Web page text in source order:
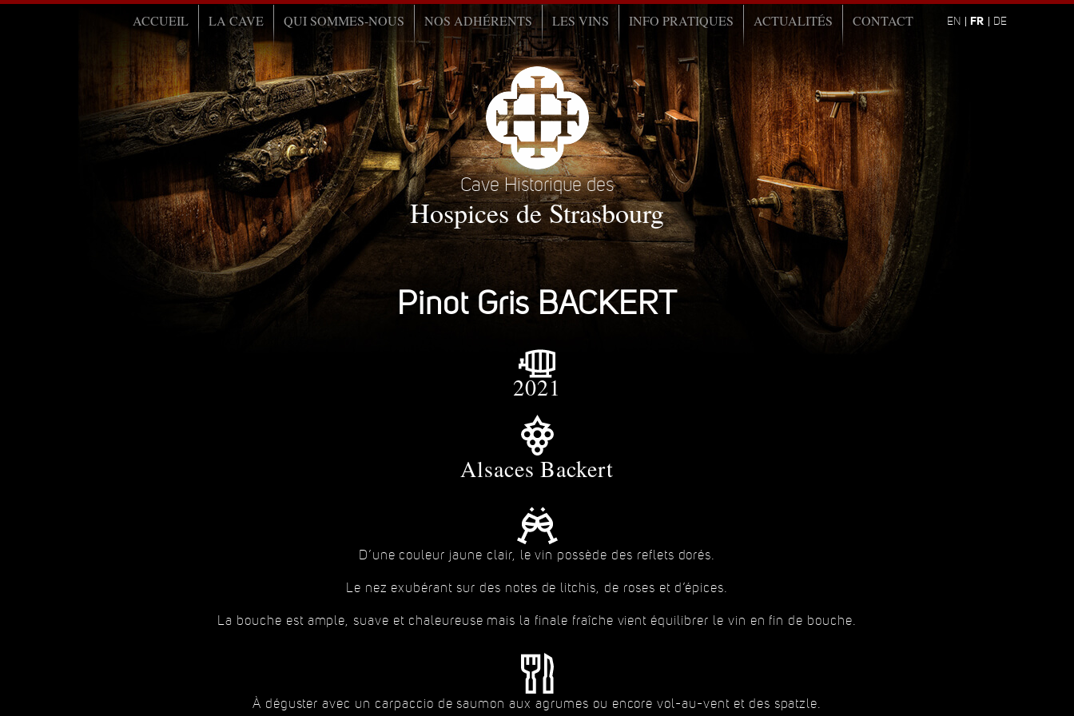
EN FR DE
ACCUEIL LA CAVE QUI SOMMES-NOUS NOS ADHÉRENTS LES VINS INFO PRATIQUES ACTUALITÉS CONTACT
Cave Historique des
Hospices de Strasbourg
Pinot Gris BACKERT
2021
Alsaces Backert
D’une couleur jaune clair, le vin possède des reflets dorés.
Le nez exubérant sur des notes de litchis, de roses et d’épices.
La bouche est ample, suave et chaleureuse mais la finale fraîche vient équilibrer le vin en fin de bouche.
À déguster avec un carpaccio de saumon aux agrumes ou encore vol-au-vent et des spatzle.